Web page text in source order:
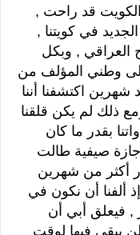
الكويت قد راحت ,
الجديد في كويتنا ,
العراقي , وبكل
وطني المؤلف من
شهرين اكتشفنا أننا
ذلك لم يكن قلقنا
بقدر ما كان
صيفية طالت
أكثر من شهرين
ألفنا أن نكون في
, فيعلق أبي أن
يبقى فيها لوقت